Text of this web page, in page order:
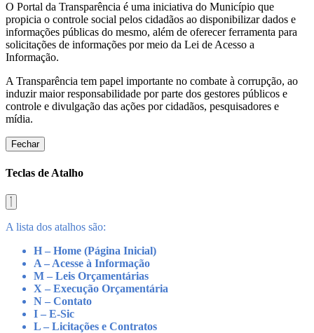
O Portal da Transparência é uma iniciativa do Município que
propicia o controle social pelos cidadãos ao disponibilizar dados e
informações públicas do mesmo, além de oferecer ferramenta para
solicitações de informações por meio da Lei de Acesso a
Informação.
A Transparência tem papel importante no combate à corrupção, ao
induzir maior responsabilidade por parte dos gestores públicos e
controle e divulgação das ações por cidadãos, pesquisadores e
mídia.
Fechar
Teclas de Atalho
A lista dos atalhos são:
H – Home (Página Inicial)
A – Acesse à Informação
M – Leis Orçamentárias
X – Execução Orçamentária
N – Contato
I – E-Sic
L – Licitações e Contratos